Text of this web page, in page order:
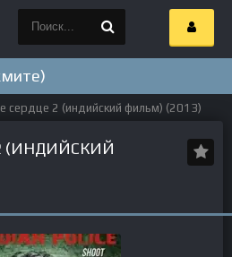
сердце 2 (индийский фильм) (2013)
(ИНДИЙСКИЙ